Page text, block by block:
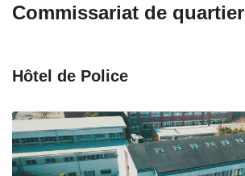
Commissariat de quartier
Hôtel de Police